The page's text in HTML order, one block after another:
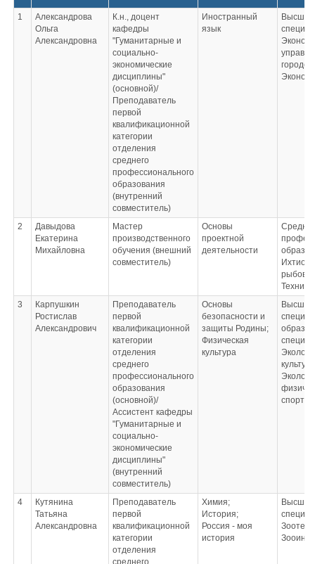
1
Александрова
Ольга
Александровна
К.н., доцент
кафедры
"Гуманитарные и
социально-
экономические
дисциплины"
(основной)/
Преподаватель
первой
квалификационной
категории
отделения
среднего
профессионального
образования
(внутренний
совместитель)
Иностранный
язык
Высшее
2
Давыдова
Екатерина
Михайловна
Мастер
производственного
обучения (внешний
совместитель)
Основы
проектной
деятельности
Техник-
3
Карпушкин
Ростислав
Александрович
Преподаватель
первой
квалификационной
категории
отделения
среднего
профессионального
образования
(основной)/
Ассистент кафедры
"Гуманитарные и
социально-
экономические
дисциплины"
(внутренний
совместитель)
Основы
безопасности и
защиты Родины;
Физическая
культура
Высшее
Эколог;
спорту
4
Кутянина
Татьяна
Александровна
Преподаватель
первой
квалификационной
категории
отделения
среднего
Химия;
История;
Россия - моя
история
Высшее